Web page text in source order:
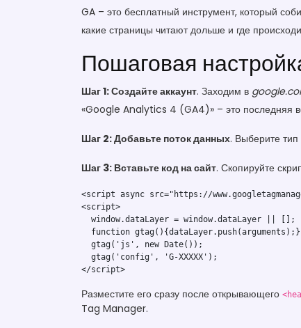
GA – это бесплатный инструмент, который
какие страницы читают дольше и где
Пошаговая
Шаг 1: Создайте аккаунт. Заходим в
«Google Analytics 4 (GA4)» – это последняя
Шаг 2: Добавьте поток данных. Выберите
Шаг 3: Вставьте код на сайт. Скопируйте
<script async src="https://
<script>
  window.dataLayer = window.dataLayer || [];
  function gtag(){dataLayer.push(arguments);}
  gtag('js', new Date());
  gtag('config', 'G-XXXXX');
</script>
Разместите его сразу после открывающего
Tag Manager.